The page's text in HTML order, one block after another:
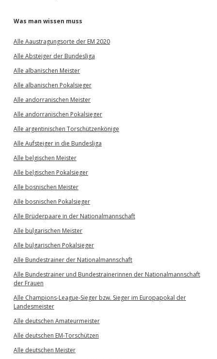
Was man wissen muss
Alle Aaustragungsorte der EM 2020
Alle Absteiger der Bundesliga
Alle albanischen Meister
Alle albanischen Pokalsieger
Alle andorranischen Meister
Alle andorranischen Pokalsieger
Alle argentinischen Torschützenkönige
Alle Aufsteiger in die Bundesliga
Alle belgischen Meister
Alle belgischen Pokalsieger
Alle bosnischen Meister
Alle bosnischen Pokalsieger
Alle Brüderpaare in der Nationalmannschaft
Alle bulgarischen Meister
Alle bulgarischen Pokalsieger
Alle Bundestrainer der Nationalmannschaft
Alle Bundestrainer und Bundestrainerinnen der Nationalmannschaft
der Frauen
Alle Champions-League-Sieger bzw. Sieger im Europapokal der
Landesmeister
Alle deutschen Amateurmeister
Alle deutschen EM-Torschützen
Alle deutschen Meister